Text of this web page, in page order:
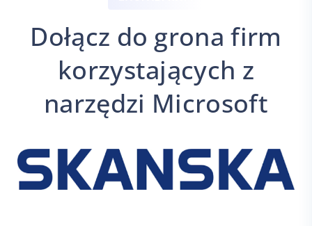
Dołącz do grona firm
korzystających z
narzędzi Microsoft